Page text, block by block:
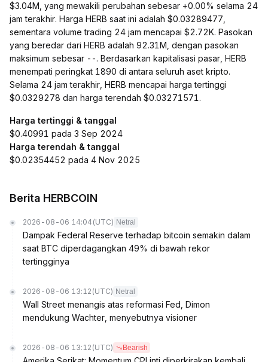
$3.04M, yang mewakili perubahan sebesar +0.00% selama 24
jam terakhir. Harga HERB saat ini adalah $0.03289477,
sementara volume trading 24 jam mencapai $2.72K. Pasokan
yang beredar dari HERB adalah 92.31M, dengan pasokan
maksimum sebesar --. Berdasarkan kapitalisasi pasar, HERB
menempati peringkat 1890 di antara seluruh aset kripto.
Selama 24 jam terakhir, HERB mencapai harga tertinggi
$0.0329278 dan harga terendah $0.03271571.
Harga tertinggi & tanggal
$0.40991 pada 3 Sep 2024
Harga terendah & tanggal
$0.02354452 pada 4 Nov 2025
Berita HERBCOIN
2026-08-06 14:04 (UTC) Netral
Dampak Federal Reserve terhadap bitcoin semakin dalam
saat BTC diperdagangkan 49% di bawah rekor
tertingginya
2026-08-06 13:12 (UTC) Netral
Wall Street menangis atas reformasi Fed, Dimon
mendukung Wachter, menyebutnya visioner
2026-08-06 13:12 (UTC) Bearish